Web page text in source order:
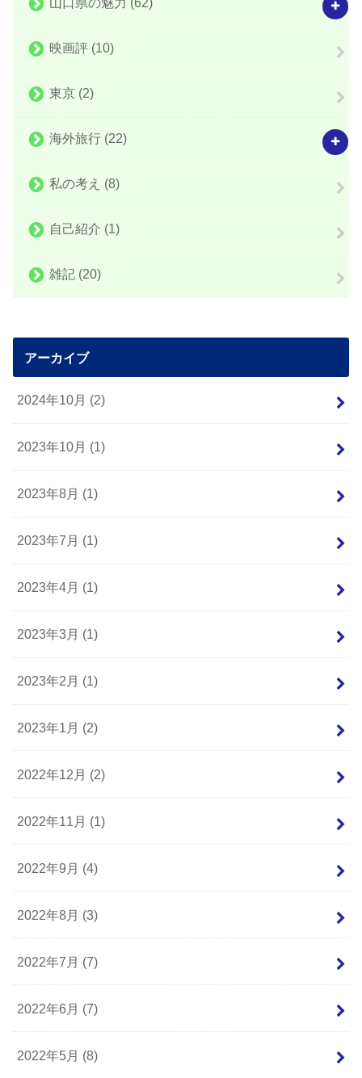
映画評 (10)
東京 (2)
海外旅行 (22)
私の考え (8)
自己紹介 (1)
雑記 (20)
アーカイブ
2024年10月 (2)
2023年10月 (1)
2023年8月 (1)
2023年7月 (1)
2023年4月 (1)
2023年3月 (1)
2023年2月 (1)
2023年1月 (2)
2022年12月 (2)
2022年11月 (1)
2022年9月 (4)
2022年8月 (3)
2022年7月 (7)
2022年6月 (7)
2022年5月 (8)